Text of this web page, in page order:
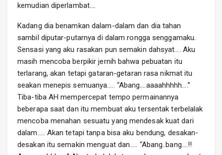
kemudian diperlambat….
Kadang dia benamkan dalam-dalam dan dia tahan
sambil diputar-putarnya di dalam rongga senggamaku.
Sensasi yang aku rasakan pun semakin dahsyat…. Aku
masih mencoba berpikir jernih bahwa pebuatan itu
terlarang, akan tetapi gataran-getaran rasa nikmat itu
seakan menepis semuanya….. “Abang….aaaahhhhh….”
Tiba-tiba AH mempercepat tempo permainannya
beberapa saat dan itu membuat aku tersentak terbelalak
mencoba menahan sesuatu yang mendesak kuat dari
dalam….. Akan tetapi tanpa bisa aku bendung, desakan-
desakan itu semakin menguat dan….. “Abang..bang….!!